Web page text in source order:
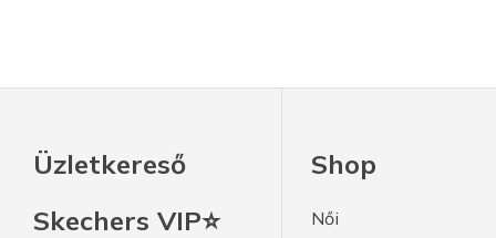
Üzletkereső
Skechers VIP⭐
Shop
Női